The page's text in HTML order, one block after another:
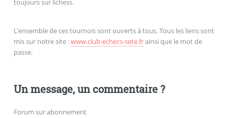
toujours sur lichess.
L’ensemble de ces tournois sont ouverts à tous. Tous les liens sont
mis sur notre site :www.club-echecs-sete.frainsi que le mot de
passe.
Un message, un commentaire ?
Forum sur abonnement